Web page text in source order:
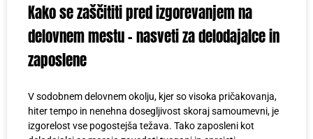
Kako se zaščititi pred izgorevanjem na
delovnem mestu – nasveti za delodajalce in
zaposlene
V sodobnem delovnem okolju, kjer so visoka pričakovanja,
hiter tempo in nenehna dosegljivost skoraj samoumevni, je
izgorelost vse pogostejša težava. Tako zaposleni kot